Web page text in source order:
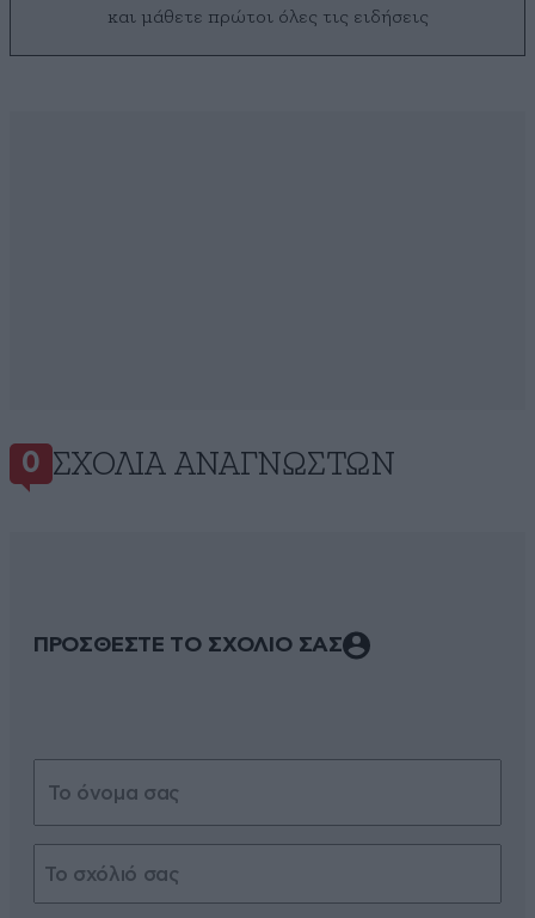
και μάθετε πρώτοι όλες τις ειδήσεις
0 ΣΧΌΛΙΑ ΑΝΑΓΝΩΣΤΏΝ
ΠΡΟΣΘΕΣΤΕ ΤΟ ΣΧΟΛΙΟ ΣΑΣ